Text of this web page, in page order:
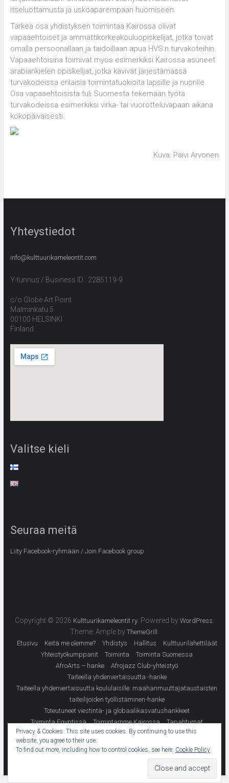
itseluottamusta ja uskoaparempaan huomiseen.
Tärkeä osa yhdistyksen toimintaa Kairossa olivat
vapaaehtoiset ja ammattikorkeakouluopiskelijat, jotka toivat
omalla persoonallaan ja taidoillaan apua HVS:n turvakoteihin.
Vapaaehtoisina toimivat myös esimerkiksi Kairossa asuneet
arabiankielen opiskelijat, jotka kävivät järjestämässä
turvakodeissa erilaisia toimintatuokioita lapsille ja nuorille.
Osa vapaaehtoisista tuli Suomesta tekemään työtä
turvakodeissa esimerkiksi virka- tai vuorotteluvapaan aikana
kokopäiväisesti.
Kuva: Päivi Arvonen
Yhteystiedot
info@kulttuurikameleontit.com
Y-tunnus / Business ID : 2285119-9
c/o Globe Art Point
Malminkatu 5
00100 HELSINKI
Finland
Valitse kieli
Seuraa meitä
Liity Facebook-ryhmään / Join Facebook group
Copyright © 2026 Kulttuurikameleontit ry. Powered by WordPress
Theme: Ample by ThemeGrill
Etusivu Keitä me olemme? Yhdistys Hallitus
Kulttuurilähettiläät
Yhteistyökumppanit
Toiminta
Toiminta Suomessa
AfroArts – hanke
Afrojazz Club-yhteistyö
Taiteella yhdenvertaisuutta -hanke
Taiteella yhdenvertaisuutta koululaisille: maahanmuuttajataustaisten
taiteilijoiden työllistäminen-hanke
Toteutuneet viestintä- ja globaalikasvatushankkeet
Toiminta Egyptissä
Toimintamme Kairossa
Tapahtumat
Materiaalit
Julkaisut Opinnäytetyöt
Opetusmateriaali
Tule mukaan!
Vapaaehtoiseksi
Privacy & Cookies: This site uses cookies. By continuing to use this
website, you agree to their use.
To find out more, including how to control cookies, see here: Cookie Policy